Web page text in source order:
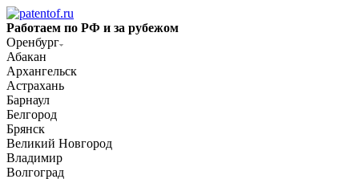
Работаем по РФ и за рубежом
Оренбург
Абакан
Архангельск
Астрахань
Барнаул
Белгород
Брянск
Великий Новгород
Владимир
Волгоград